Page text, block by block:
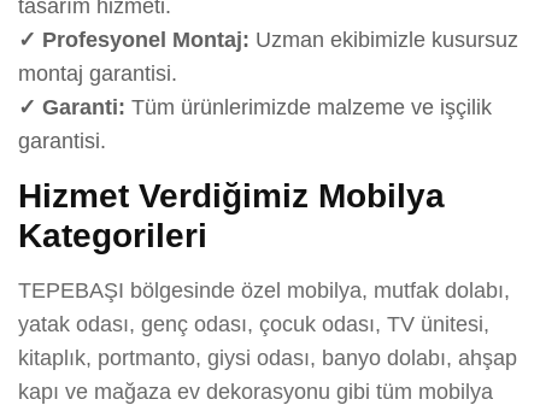
tasarım hizmeti.
✓ Profesyonel Montaj: Uzman ekibimizle kusursuz
montaj garantisi.
✓ Garanti: Tüm ürünlerimizde malzeme ve işçilik
garantisi.
Hizmet Verdiğimiz Mobilya
Kategorileri
TEPEBAŞI bölgesinde özel mobilya, mutfak dolabı,
yatak odası, genç odası, çocuk odası, TV ünitesi,
kitaplık, portmanto, giysi odası, banyo dolabı, ahşap
kapı ve mağaza ev dekorasyonu gibi tüm mobilya